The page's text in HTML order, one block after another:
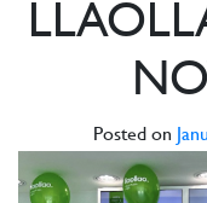
Posted on